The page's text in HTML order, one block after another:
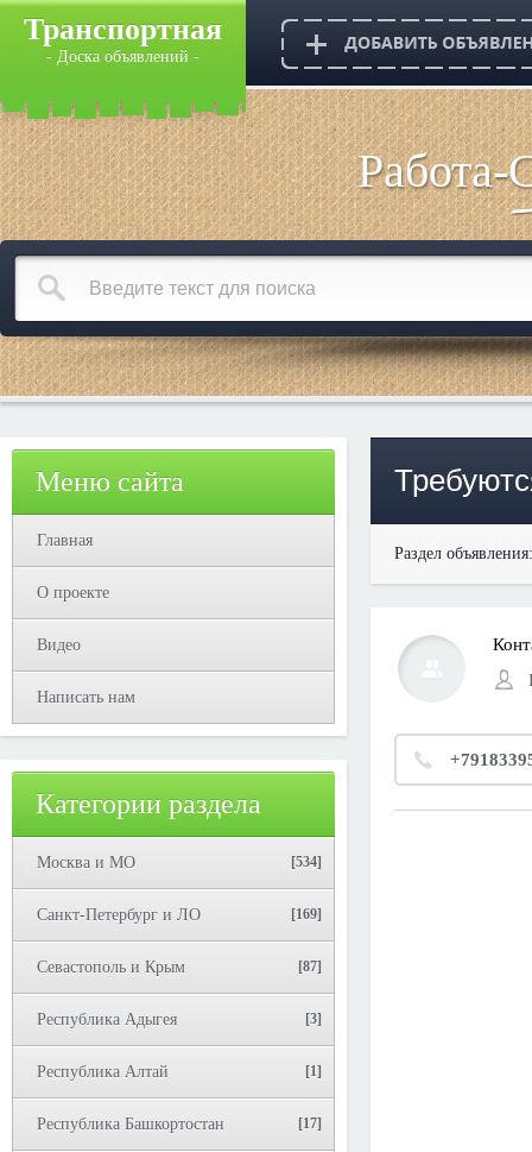
Транспортная
- Доска объявлений -
Меню сайта
Главная
О проекте
Видео
Написать нам
Категории раздела
Москва и МО [534]
Санкт-Петербург и ЛО [169]
Севастополь и Крым [87]
Республика Адыгея [3]
Республика Алтай [1]
Республика Башкортостан [17]
Раздел